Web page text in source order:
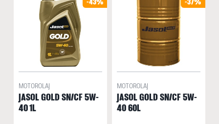
MOTOROLAJ
JASOL GOLD SN/CF 5W-
40 1L
MOTOROLAJ
JASOL GOLD SN/CF 5W-
40 60L